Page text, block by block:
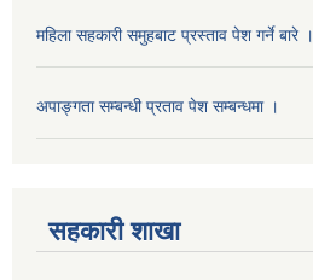
महिला सहकारी समुहबाट प्रस्ताव पेश गर्ने बारे ।
अपाङ्गता सम्बन्धी प्रताव पेश सम्बन्धमा ।
सहकारी शाखा